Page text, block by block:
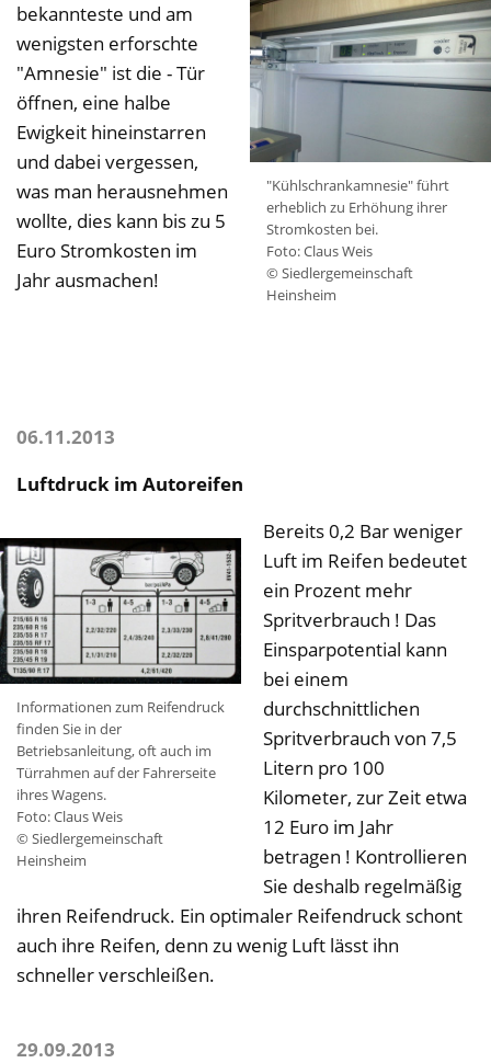
"Kühlschrankamnesie" führt
erheblich zu Erhöhung ihrer
Stromkosten bei.
Foto: Claus Weis
© Siedlergemeinschaft
Heinsheim
bekannteste und am
wenigsten erforschte
"Amnesie" ist die - Tür
öffnen, eine halbe
Ewigkeit hineinstarren
und dabei vergessen,
was man herausnehmen
wollte, dies kann bis zu 5
Euro Stromkosten im
Jahr ausmachen!
06.11.2013
Luftdruck im Autoreifen
Informationen zum Reifendruck
finden Sie in der
Betriebsanleitung, oft auch im
Türrahmen auf der Fahrerseite
ihres Wagens.
Foto: Claus Weis
© Siedlergemeinschaft
Heinsheim
Bereits 0,2 Bar weniger
Luft im Reifen bedeutet
ein Prozent mehr
Spritverbrauch ! Das
Einsparpotential kann
bei einem
durchschnittlichen
Spritverbrauch von 7,5
Litern pro 100
Kilometer, zur Zeit etwa
12 Euro im Jahr
betragen ! Kontrollieren
Sie deshalb regelmäßig
ihren Reifendruck. Ein optimaler Reifendruck schont
auch ihre Reifen, denn zu wenig Luft lässt ihn
schneller verschleißen.
29.09.2013